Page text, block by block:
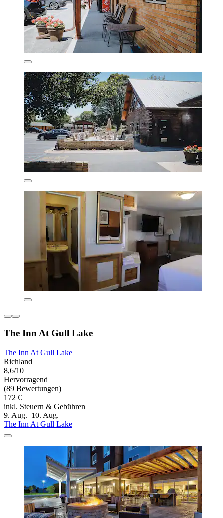
The Inn At Gull Lake
The Inn At Gull Lake
Richland
8,6/10
Hervorragend
(89 Bewertungen)
172 €
inkl. Steuern & Gebühren
9. Aug.–10. Aug.
The Inn At Gull Lake